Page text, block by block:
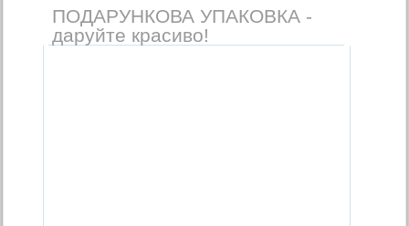
ПОДАРУНКОВА УПАКОВКА -
даруйте красиво!